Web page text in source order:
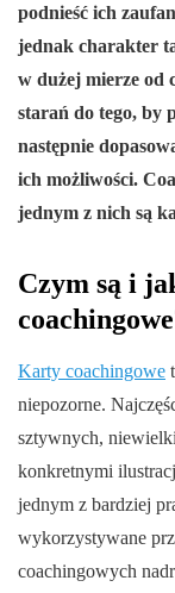
podnieść ich
jednak charakter
w dużej mierze od
starań do tego, by
następnie
ich możliwości.
jednym z nich są
Czym są i
Karty coachingowe
niepozorne.
sztywnych,
konkretnymi
jednym z bardziej
wykorzystywane
coachingowych